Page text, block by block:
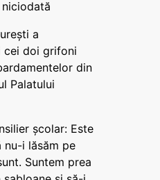
a
cei doi grifoni
din
Palatului
școlar: Este
nu-i lăsăm pe
Suntem prea